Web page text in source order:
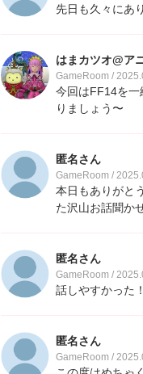
先日も久々にあ
はまカツオ@ア
GameRoom /
今回はFF14を一
りましょう〜
匿名さん
GameRoom /
本日もありがと
た沢山お話聞か
匿名さん
GameRoom /
話しやすかった
匿名さん
GameRoom /